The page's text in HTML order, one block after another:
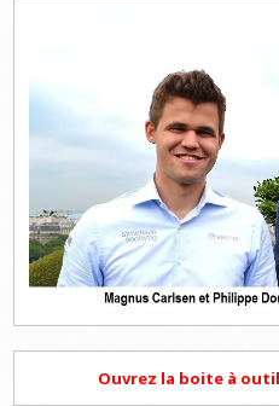
Ouvrez la boite à